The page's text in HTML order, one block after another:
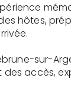
hôtes,
sur-
des accès,